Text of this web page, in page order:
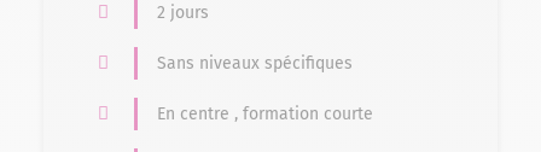
2 jours
Sans niveaux spécifiques
En centre , formation courte